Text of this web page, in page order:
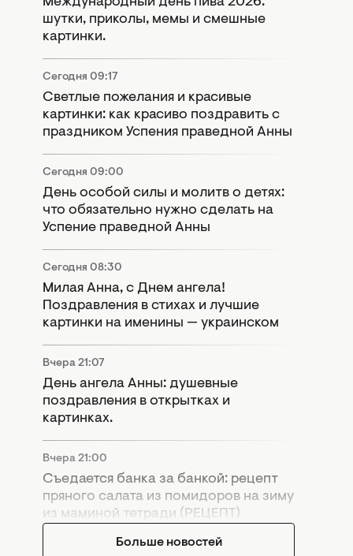
шутки, приколы, мемы и смешные
картинки.
Сегодня 09:17
Светлые пожелания и красивые
картинки: как красиво поздравить с
праздником Успения праведной Анны
Сегодня 09:00
День особой силы и молитв о детях:
что обязательно нужно сделать на
Успение праведной Анны
Сегодня 08:30
Милая Анна, с Днем ангела!
Поздравления в стихах и лучшие
картинки на именины — украинском
Вчера 21:07
День ангела Анны: душевные
поздравления в открытках и
картинках.
Вчера 21:00
Съедается банка за банкой: рецепт
пряного салата из помидоров на зиму
из маминой тетради (РЕЦЕПТ)
Больше новостей